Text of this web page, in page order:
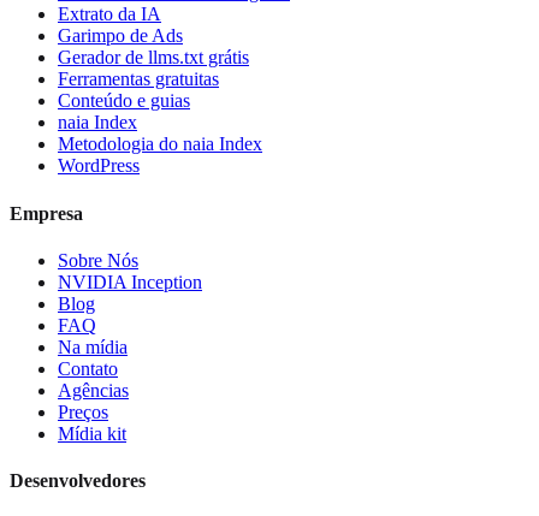
Extrato da IA
Garimpo de Ads
Gerador de llms.txt grátis
Ferramentas gratuitas
Conteúdo e guias
naia Index
Metodologia do naia Index
WordPress
Empresa
Sobre Nós
NVIDIA Inception
Blog
FAQ
Na mídia
Contato
Agências
Preços
Mídia kit
Desenvolvedores